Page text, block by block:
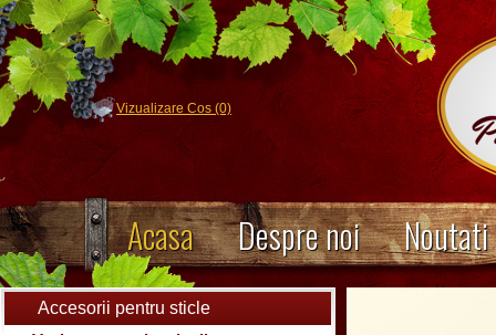
Vizualizare Cos (0)
Acasa Despre noi Noutati
Accesorii pentru sticle